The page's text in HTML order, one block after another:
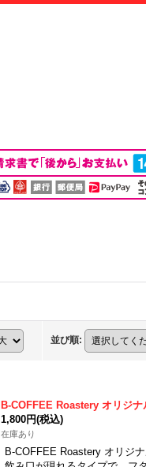
並び順:
B-COFFEE Roastery オリジナ
1,800円(税込)
在庫あり
B-COFFEE Roastery オリジ